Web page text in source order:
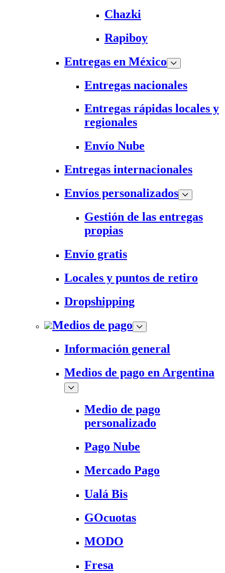
Chazki
Rapiboy
Entregas en México
Entregas nacionales
Entregas rápidas locales y
regionales
Envío Nube
Entregas internacionales
Envíos personalizados
Gestión de las entregas
propias
Envío gratis
Locales y puntos de retiro
Dropshipping
Medios de pago
Información general
Medios de pago en Argentina
Medio de pago
personalizado
Pago Nube
Mercado Pago
Ualá Bis
GOcuotas
MODO
Fresa